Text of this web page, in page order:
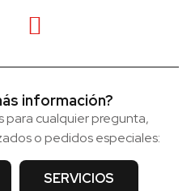
información?
para cualquier pregunta,
o pedidos especiales:
SERVICIOS